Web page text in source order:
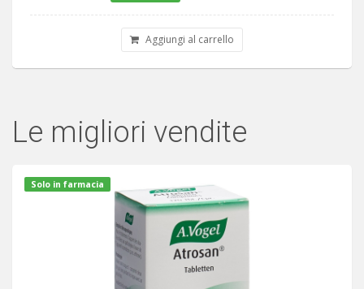
Aggiungi al carrello
Le migliori vendite
Solo in farmacia